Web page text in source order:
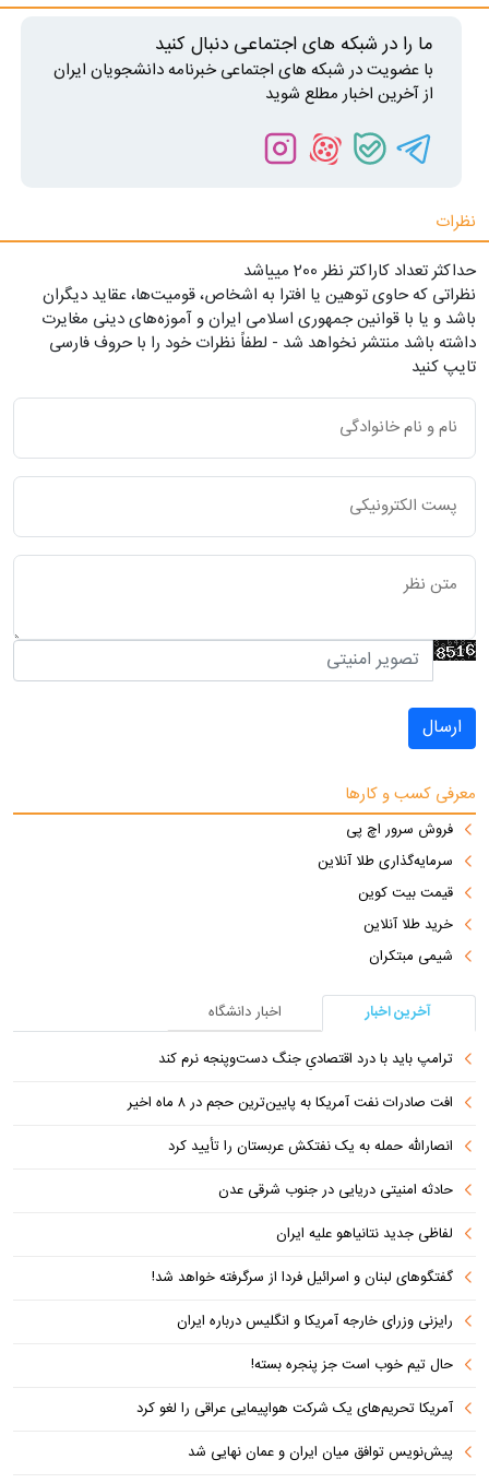
ما را در شبکه های اجتماعی دنبال کنید
با عضویت در شبکه های اجتماعی خبرنامه دانشجویان ایران
از آخرین اخبار مطلع شوید
نظرات
حداکثر تعداد کاراکتر نظر 200 ميياشد
نظراتی که حاوی توهین یا افترا به اشخاص، قومیت‌ها، عقاید دیگران
باشد و یا با قوانین جمهوری اسلامی ایران و آموزه‌های دینی مغایرت
داشته باشد منتشر نخواهد شد - لطفاً نظرات خود را با حروف فارسی
تایپ کنید
ارسال
معرفی کسب و کارها
فروش سرور اچ پی
سرمایه‌گذاری طلا آنلاین
قیمت بیت کوین
خرید طلا آنلاین
شیمی مبتکران
آخرین اخبار
اخبار دانشگاه
ترامپ باید با درد اقتصادیِ جنگ دست‌و‌پنجه نرم کند
افت صادرات نفت آمریکا به پایین‌ترین حجم در ۸ ماه اخیر
انصارالله حمله به یک نفتکش عربستان را تأیید کرد
حادثه امنیتی دریایی در جنوب شرقی عدن
لفاظی جدید نتانیاهو علیه ایران
گفتگوهای لبنان و اسرائیل فردا از سرگرفته خواهد شد!
رایزنی وزرای خارجه آمریکا و انگلیس درباره ایران
حال تیم خوب است جز پنجره بسته!
آمریکا تحریم‌های یک شرکت هواپیمایی عراقی را لغو کرد
پیش‌نویس توافق میان ایران و عمان نهایی شد